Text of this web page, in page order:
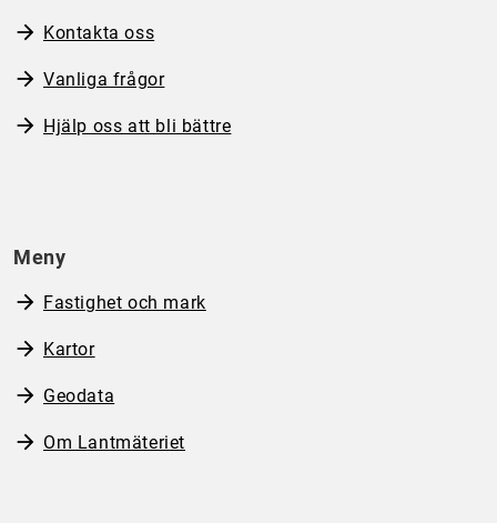
Kontakta oss
Vanliga frågor
Hjälp oss att bli bättre
Meny
Fastighet och mark
Kartor
Geodata
Om Lantmäteriet